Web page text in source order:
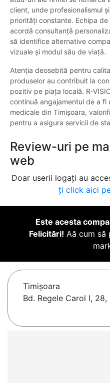
client, unde profesionalismul
priorități constante. Echipa
acordă consultanță
să identifice alternative
vizuale și modul său de viață.
Atenția deosebită pentru
produselor au contribuit la
pozitiv pe piața locală. R-
continuă angajamentul de a fi
medicale din Timișoara,
pentru a asigura servicii de
Review-uri pe
web
Doar userii logați au
ți click aici
Este acesta
Felicitări! Aă cum să
Timişoara
Bd. Regele Carol I,